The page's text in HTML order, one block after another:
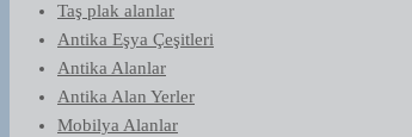
Taş plak alanlar
Antika Eşya Çeşitleri
Antika Alanlar
Antika Alan Yerler
Mobilya Alanlar